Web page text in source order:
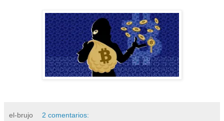
el-brujo 2 comentarios: